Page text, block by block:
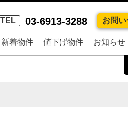
TEL 03-6913-3288 お問
新着物件 値下げ物件 お知らせ